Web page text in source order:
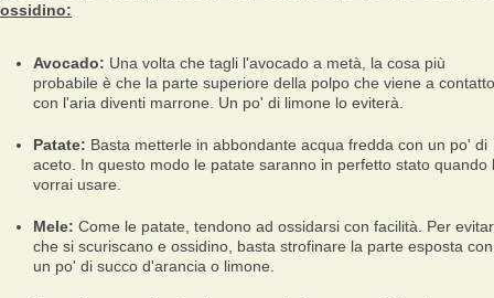
ossidino:
Avocado: Una volta che tagli l'avocado a metà, la cosa più
probabile è che la parte superiore della polpo che viene a contatto
con l'aria diventi marrone. Un po' di limone lo eviterà.
Patate: Basta metterle in abbondante acqua fredda con un po' di
aceto. In questo modo le patate saranno in perfetto stato quando
vorrai usare.
Mele: Come le patate, tendono ad ossidarsi con facilità. Per
che si scuriscano e ossidino, basta strofinare la parte esposta con
un po' di succo d'arancia o limone.